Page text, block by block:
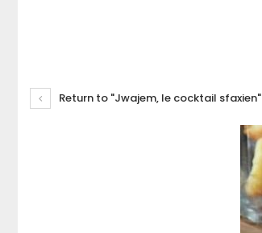
Return to "Jwajem, le cocktail sfaxien"